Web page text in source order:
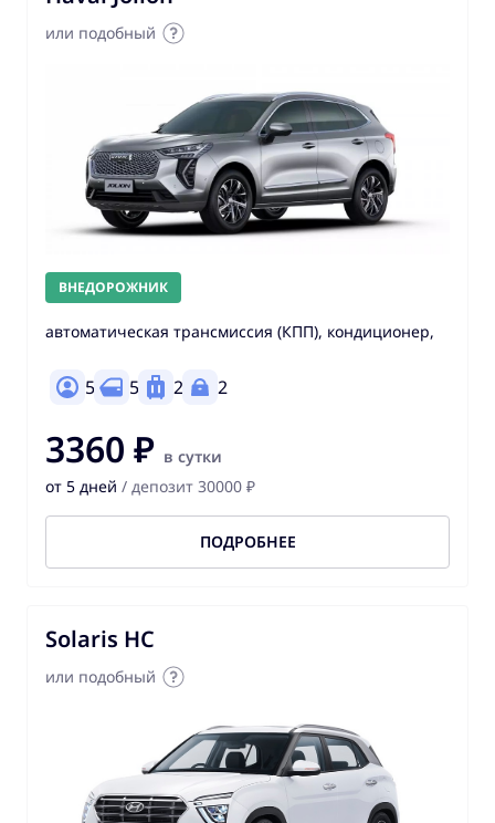
или подобный
ВНЕДОРОЖНИК
автоматическая трансмиссия (КПП), кондиционер,
5 5 2 2
3360 ₽ в сутки
от 5 дней / депозит 30000 ₽
ПОДРОБНЕЕ
Solaris HC
или подобный